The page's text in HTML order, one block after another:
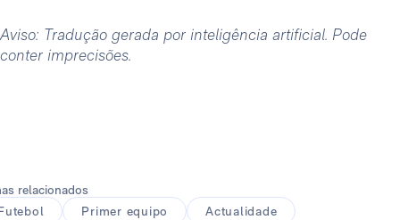
Aviso: Tradução gerada por inteligência artificial. Pode
conter imprecisões.
relacionados
Primer equipo Actualidade